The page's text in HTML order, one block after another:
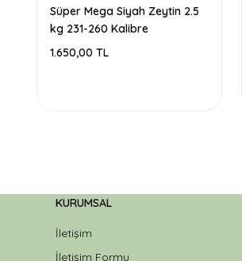
Süper Mega Siyah Zeytin 2.5
kg 231-260 Kalibre
1.650,00 TL
KURUMSAL
İletişim
İletişim Formu